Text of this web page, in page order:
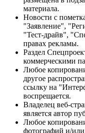
материала.
Новости с
"Заявление",
"Тест-драйв",
правах рекламы.
Раздел
коммерческими
Любое
другое
ссылку на
воспрещается.
Владелец веб-
является автор
Любое
фотографий и/или